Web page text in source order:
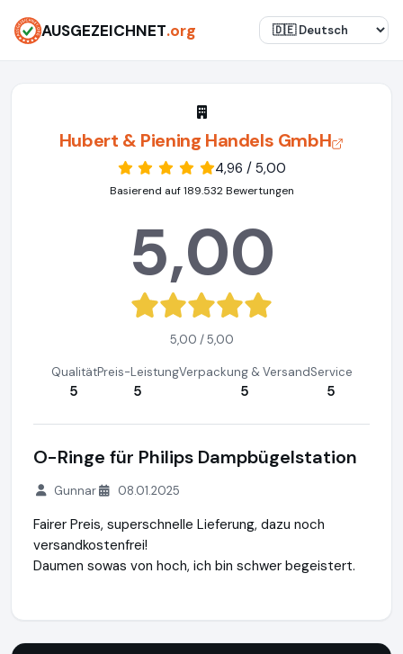
AUSGEZEICHNET.org
Hubert & Piening Handels GmbH
4,96 / 5,00
Basierend auf 189.532 Bewertungen
5,00
5,00 / 5,00
Qualität
5
Preis-Leistung
5
Verpackung & Versand
5
Service
5
O-Ringe für Philips Dampbügelstation
Gunnar 08.01.2025
Fairer Preis, superschnelle Lieferung, dazu noch
versandkostenfrei!
Daumen sowas von hoch, ich bin schwer begeistert.